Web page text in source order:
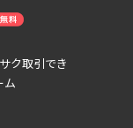
ク取引でき
ム